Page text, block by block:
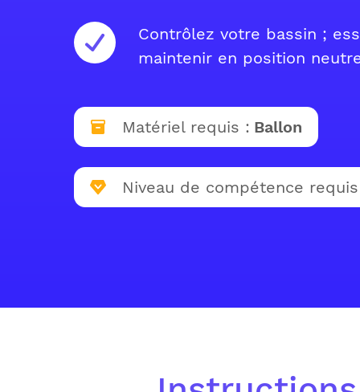
Contrôlez votre bassin ;
maintenir en position
Matériel requis : Ballon
Niveau de compétence